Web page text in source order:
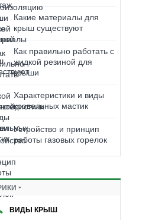
Какие материалы для
крыш существуют
Как правильно работать с
жидкой резиной для
крыши
Характеристики и виды
кровельных мастик
Устройство и принцип
работы газовых горелок
ВИДЫ КРЫШ